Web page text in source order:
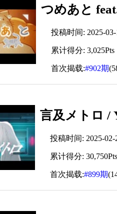
つめあと
投稿时间: 2025-03-
累计得分: 3,025Pts
首次揭载:#902期
言及メトロ /
投稿时间: 2025-02-
累计得分:
首次揭载:#899期